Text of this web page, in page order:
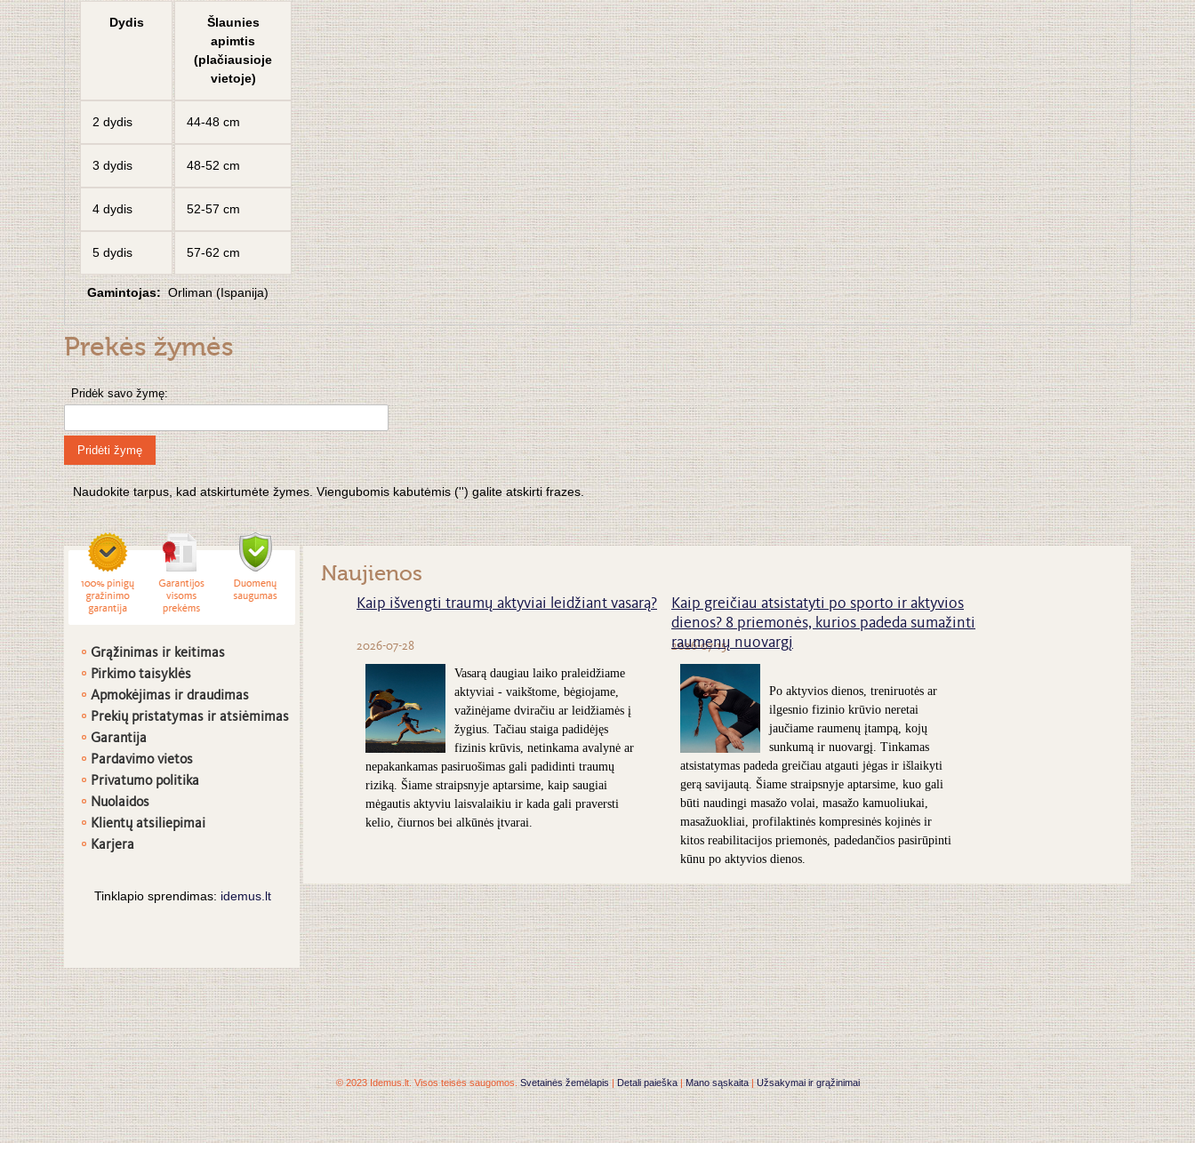
Dydis
Šlaunies
apimtis
(plačiausioje
vietoje)
2 dydis 44-48 cm
3 dydis 48-52 cm
4 dydis 52-57 cm
5 dydis 57-62 cm
Gamintojas:Orliman (Ispanija)
Prekės žymės
Pridėk savo žymę:
Pridėti žymę
Naudokite tarpus, kad atskirtumėte žymes. Viengubomis kabutėmis ('') galite atskirti frazes.
Grąžinimas ir keitimas
Pirkimo taisyklės
Apmokėjimas ir draudimas
Prekių pristatymas ir atsiėmimas
Garantija
Pardavimo vietos
Privatumo politika
Nuolaidos
Klientų atsiliepimai
Karjera
Tinklapio sprendimas: idemus.lt
Naujienos
Kaip išvengti traumų aktyviai leidžiant vasarą?
2026-07-28
Vasarą daugiau laiko praleidžiame
aktyviai - vaikštome, bėgiojame,
važinėjame dviračiu ar leidžiamės į
žygius. Tačiau staiga padidėjęs
fizinis krūvis, netinkama avalynė ar
nepakankamas pasiruošimas gali padidinti traumų
riziką. Šiame straipsnyje aptarsime, kaip saugiai
mėgautis aktyviu laisvalaikiu ir kada gali praversti
kelio, čiurnos bei alkūnės įtvarai.
Kaip greičiau atsistatyti po sporto ir aktyvios
dienos? 8 priemonės, kurios padeda sumažinti
raumenų nuovargį
2026-07-15
Po aktyvios dienos, treniruotės ar
ilgesnio fizinio krūvio neretai
jaučiame raumenų įtampą, kojų
sunkumą ir nuovargį. Tinkamas
atsistatymas padeda greičiau atgauti jėgas ir išlaikyti
gerą savijautą. Šiame straipsnyje aptarsime, kuo gali
būti naudingi masažo volai, masažo kamuoliukai,
masažuokliai, profilaktinės kompresinės kojinės ir
kitos reabilitacijos priemonės, padedančios pasirūpinti
kūnu po aktyvios dienos.
© 2023 Idemus.lt. Visos teisės saugomos.Svetainės žemėlapis|Detali paieška|Mano sąskaita|Užsakymai ir grąžinimai